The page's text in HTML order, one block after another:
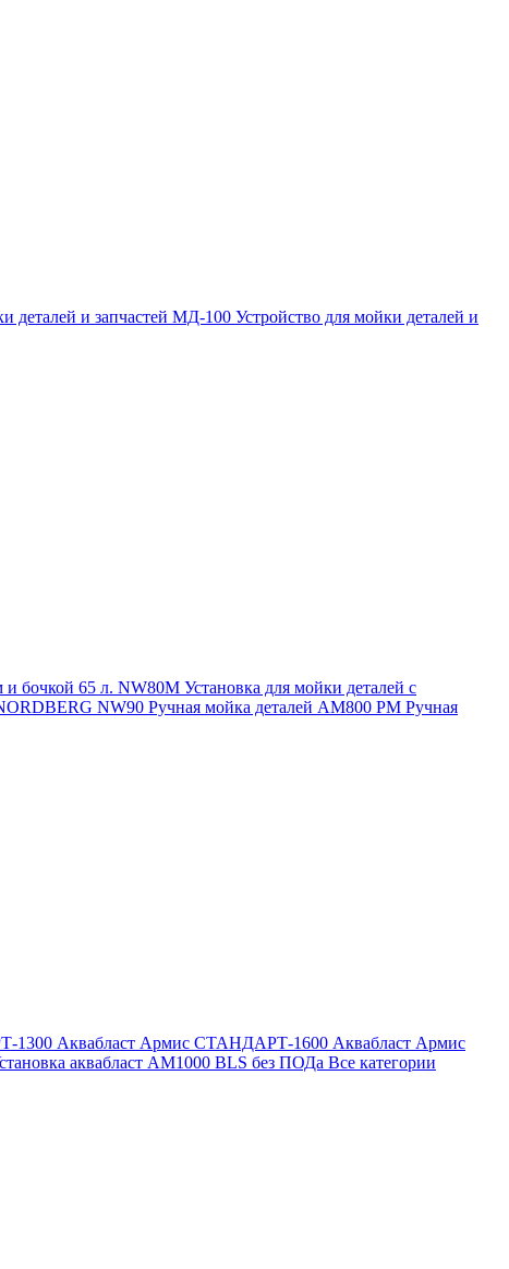
деталей и запчастей МД-100 Устройство для мойки деталей и
и бочкой 65 л. NW80M Установка для мойки деталей с
NW90 Ручная мойка деталей АМ800 РМ Ручная
1300 Аквабласт Армис СТАНДАРТ-1600 Аквабласт Армис
аквабласт AM1000 BLS без ПОДа Все категории